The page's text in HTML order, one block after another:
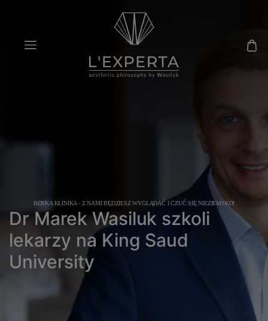
BOSKA KLINIKA - Z NAMI BĘDZIESZ WYGLĄDAĆ I CZUĆ SIĘ NIEZIEMSKO!
Dr Marek Wasiluk szkoli
lekarzy na King Saud
University